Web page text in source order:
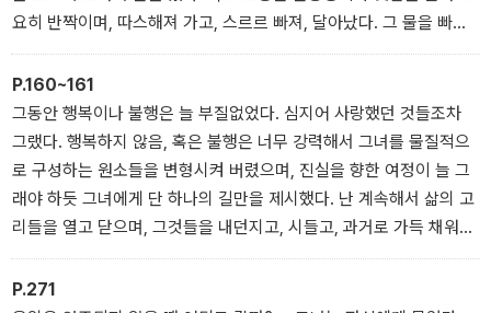
요히 반짝이며, 따스해져 가고, 스르르 빠져, 달아났다. 그 물을 빠르
게-빠르게 빨아들인 모래는 아무 일 없었던 양 시치미 떼고 제자리에
가만 앉아 있었다. 그녀는 물에 얼굴을 적셨고, 비어 버린, 짭짤한 손
바닥을 혀로 핥았다. 소금기와 햇빛은 여기저기서 반짝이는 작은 화
살들로 다시 태어났고, 그녀를 찔렀고, 젖은 얼굴의 살갗을 팽팽하게
당겼다. 커져 가는 행복이 공기 자루 같은 목구멍에 쌓였다. 하지만 이
번에는 웃고 싶은 욕구가 들지 않는, 엄숙한 행복이었다. 거의 울어야
만 하는, 오 제발, 그런 행복이었다. 그 생각은 천천히 다가왔다. 대담
모래밭처럼 알몸으로, 소리 없이.
P.160~161
그동안 행복이나 불행은 늘 부질없었다. 심지어 사랑했던 것들조차
그랬다. 행복하지 않음, 혹은 불행은 너무 강력해서 그녀를 물질적으
로 구성하는 원소들을 변형시켜 버렸으며, 진실을 향한 여정이 늘 그
래야 하듯 그녀에게 단 하나의 길만을 제시했다. 난 계속해서 삶의 고
리들을 열고 닫으며, 그것들을 내던지고, 시들고, 과거로 가득 채워진
채, 새로 시작한다. 그것들은 어째서 하나의 덩어리로 합쳐져 인생의
바닥짐이 되어 주지 않고 저렇게 각자 외따로 존재하고 있을까? 그것
P.271